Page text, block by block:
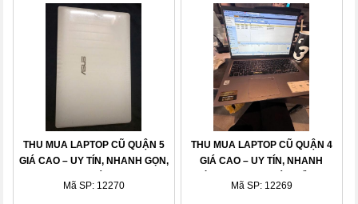
THU MUA LAPTOP CŨ QUẬN 5
GIÁ CAO – UY TÍN, NHANH GỌN,
Mã SP: 12270
THU MUA LAPTOP CŨ QUẬN 4
GIÁ CAO – UY TÍN, NHANH
Mã SP: 12269